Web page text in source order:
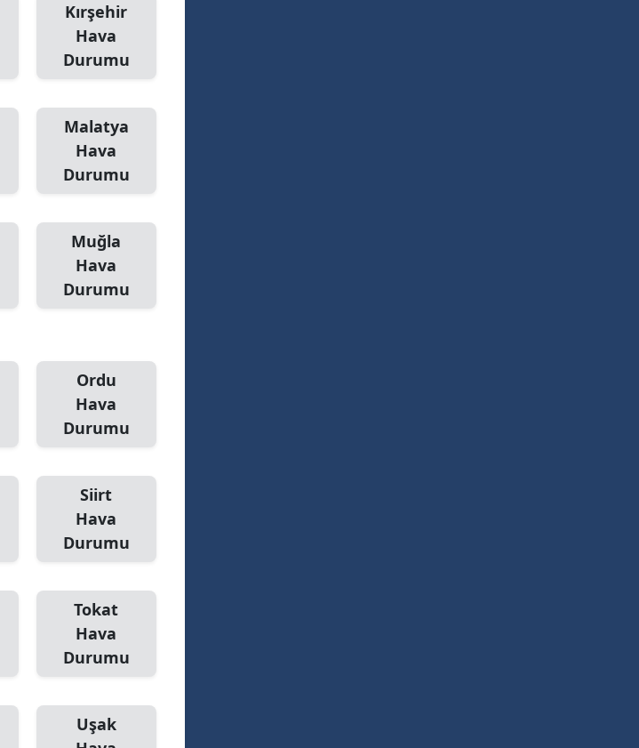
Kırşehir
Hava
Durumu
Malatya
Hava
Durumu
Muğla
Hava
Durumu
Ordu
Hava
Durumu
Siirt
Hava
Durumu
Tokat
Hava
Durumu
Uşak